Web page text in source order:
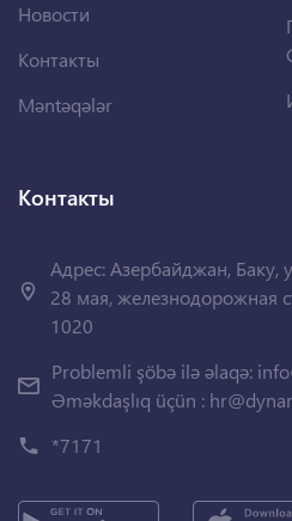
Новости
Контакты
Məntəqələr
Контакты
Адрес: Азербайджан, Баку,
28 мая, железнодорожная
1020
Problemli şöbə ilə əlaqə:
Əməkdaşlıq üçün :
*7171